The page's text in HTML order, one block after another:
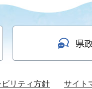
県
リティ方針 サイト